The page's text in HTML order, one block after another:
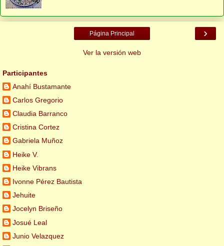
›
Página Principal
Ver la versión web
Participantes
Anahí Bustamante
Carlos Gregorio
Claudia Barranco
Cristina Cortez
Gabriela Muñoz
Heike V.
Heike Vibrans
Ivonne Pérez Bautista
Jehuite
Jocelyn Briseño
Josué Leal
Junio Velazquez